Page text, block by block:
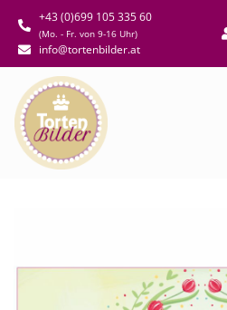
+43 (0)699 105 335 60
(Mo. - Fr. von 9-16 Uhr)
info@tortenbilder.at